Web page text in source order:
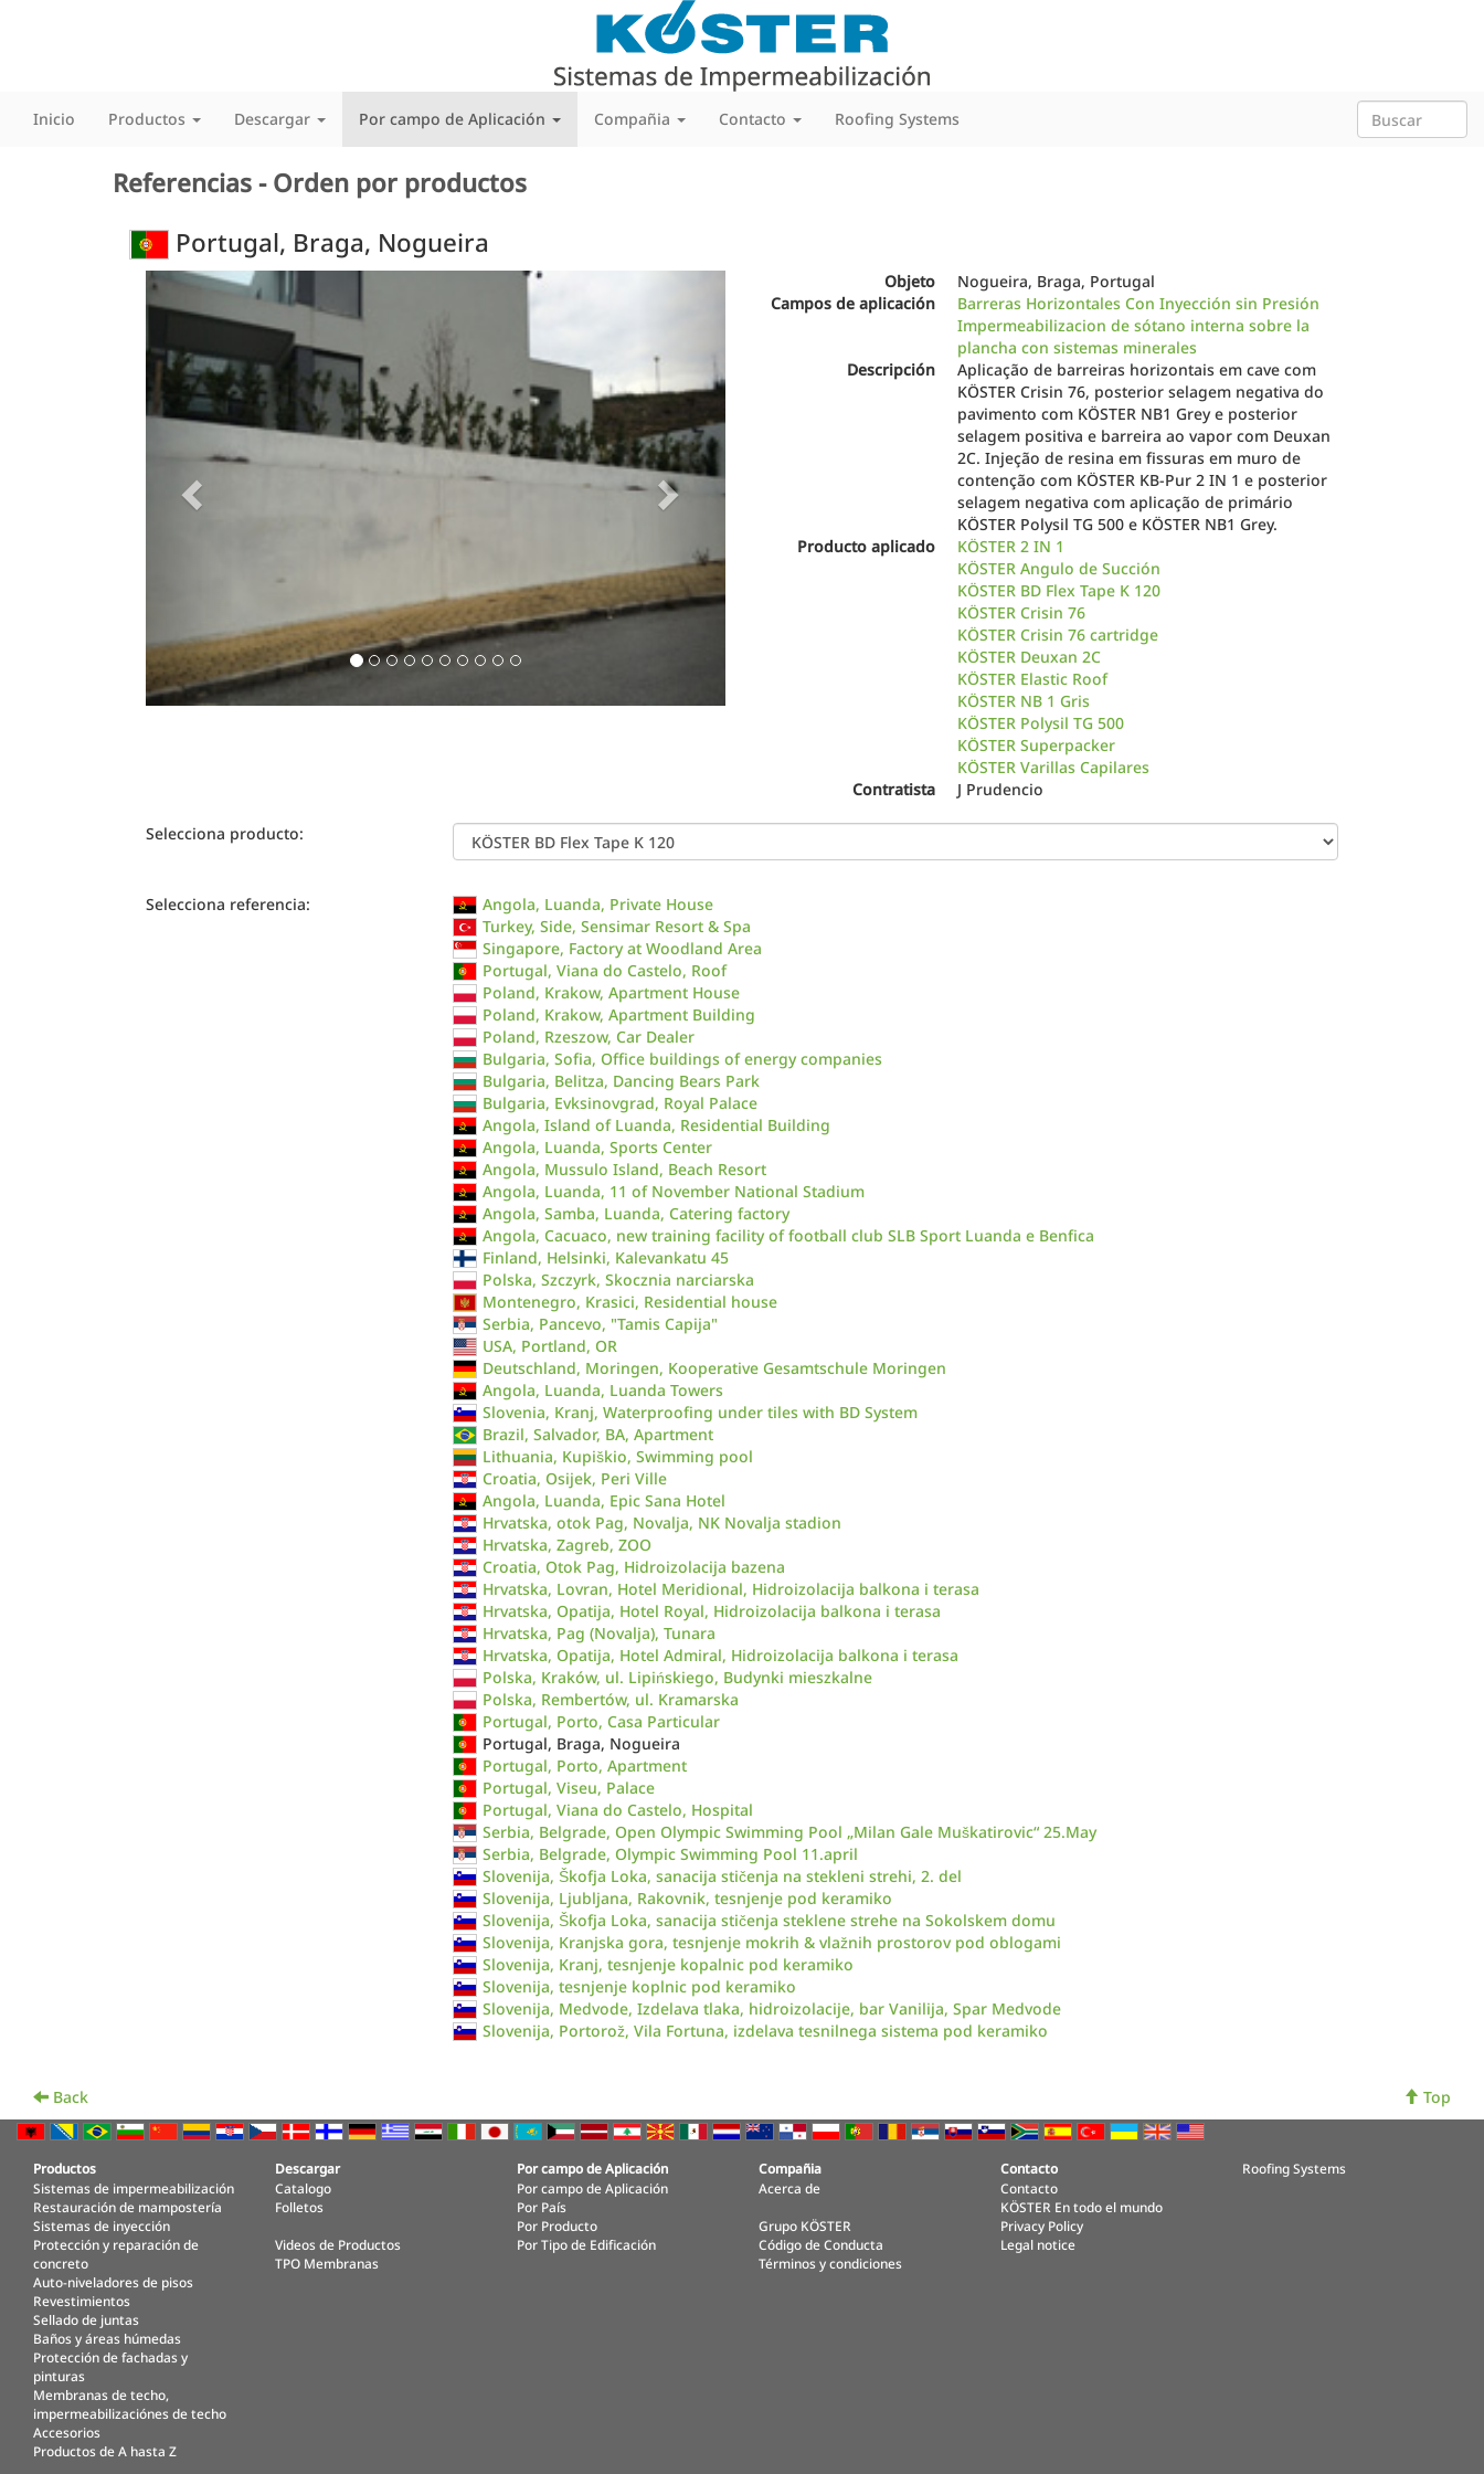
Inicio Productos Descargar Por campo de Aplicación Compañia Contacto Roofing Systems
Referencias - Orden por productos
Portugal, Braga, Nogueira
Previous Objeto
Nogueira, Braga, Portugal
Campos de aplicación
Barreras Horizontales Con Inyección sin Presión
Impermeabilizacion de sótano interna sobre la
plancha con sistemas minerales
Descripción
Aplicação de barreiras horizontais em cave com
KÖSTER Crisin 76, posterior selagem negativa do
pavimento com KÖSTER NB1 Grey e posterior
selagem positiva e barreira ao vapor com Deuxan
2C. Injeção de resina em fissuras em muro de
contenção com KÖSTER KB-Pur 2 IN 1 e posterior
selagem negativa com aplicação de primário
KÖSTER Polysil TG 500 e KÖSTER NB1 Grey.
Producto aplicado
KÖSTER 2 IN 1
KÖSTER Angulo de Succión
KÖSTER BD Flex Tape K 120
KÖSTER Crisin 76
KÖSTER Crisin 76 cartridge
KÖSTER Deuxan 2C
KÖSTER Elastic Roof
KÖSTER NB 1 Gris
KÖSTER Polysil TG 500
KÖSTER Superpacker
KÖSTER Varillas Capilares
Contratista
J Prudencio
Selecciona producto:
Selecciona referencia:
Angola, Luanda, Private House
Turkey, Side, Sensimar Resort & Spa
Singapore, Factory at Woodland Area
Portugal, Viana do Castelo, Roof
Poland, Krakow, Apartment House
Poland, Krakow, Apartment Building
Poland, Rzeszow, Car Dealer
Bulgaria, Sofia, Office buildings of energy companies
Bulgaria, Belitza, Dancing Bears Park
Bulgaria, Evksinovgrad, Royal Palace
Angola, Island of Luanda, Residential Building
Angola, Luanda, Sports Center
Angola, Mussulo Island, Beach Resort
Angola, Luanda, 11 of November National Stadium
Angola, Samba, Luanda, Catering factory
Angola, Cacuaco, new training facility of football club SLB Sport Luanda e Benfica
Finland, Helsinki, Kalevankatu 45
Polska, Szczyrk, Skocznia narciarska
Montenegro, Krasici, Residential house
Serbia, Pancevo, "Tamis Capija"
USA, Portland, OR
Deutschland, Moringen, Kooperative Gesamtschule Moringen
Angola, Luanda, Luanda Towers
Slovenia, Kranj, Waterproofing under tiles with BD System
Brazil, Salvador, BA, Apartment
Lithuania, Kupiškio, Swimming pool
Croatia, Osijek, Peri Ville
Angola, Luanda, Epic Sana Hotel
Hrvatska, otok Pag, Novalja, NK Novalja stadion
Hrvatska, Zagreb, ZOO
Croatia, Otok Pag, Hidroizolacija bazena
Hrvatska, Lovran, Hotel Meridional, Hidroizolacija balkona i terasa
Hrvatska, Opatija, Hotel Royal, Hidroizolacija balkona i terasa
Hrvatska, Pag (Novalja), Tunara
Hrvatska, Opatija, Hotel Admiral, Hidroizolacija balkona i terasa
Polska, Kraków, ul. Lipińskiego, Budynki mieszkalne
Polska, Rembertów, ul. Kramarska
Portugal, Porto, Casa Particular
Portugal, Braga, Nogueira
Portugal, Porto, Apartment
Portugal, Viseu, Palace
Portugal, Viana do Castelo, Hospital
Serbia, Belgrade, Open Olympic Swimming Pool „Milan Gale Muškatirovic“ 25.May
Serbia, Belgrade, Olympic Swimming Pool 11.april
Slovenija, Škofja Loka, sanacija stičenja na stekleni strehi, 2. del
Slovenija, Ljubljana, Rakovnik, tesnjenje pod keramiko
Slovenija, Škofja Loka, sanacija stičenja steklene strehe na Sokolskem domu
Slovenija, Kranjska gora, tesnjenje mokrih & vlažnih prostorov pod oblogami
Slovenija, Kranj, tesnjenje kopalnic pod keramiko
Slovenija, tesnjenje koplnic pod keramiko
Slovenija, Medvode, Izdelava tlaka, hidroizolacije, bar Vanilija, Spar Medvode
Slovenija, Portorož, Vila Fortuna, izdelava tesnilnega sistema pod keramiko
Back Top
Productos
Sistemas de impermeabilización
Restauración de mampostería
Sistemas de inyección
Protección y reparación de
concreto
Auto-niveladores de pisos
Revestimientos
Sellado de juntas
Baños y áreas húmedas
Protección de fachadas y
pinturas
Membranas de techo,
impermeabilizaciónes de techo
Accesorios
Productos de A hasta Z
Descargar
Catalogo
Folletos
Videos de Productos
TPO Membranas
Por campo de Aplicación
Por campo de Aplicación
Por País
Por Producto
Por Tipo de Edificación
Compañia
Acerca de
Grupo KÖSTER
Código de Conducta
Términos y condiciones
Contacto
Contacto
KÖSTER En todo el mundo
Privacy Policy
Legal notice
Roofing Systems